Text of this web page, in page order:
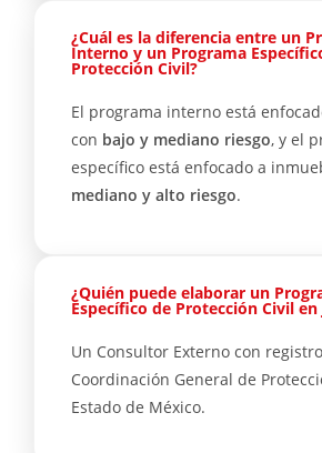
¿Cuál es la diferencia entre un
Interno y un Programa
Protección Civil?
El programa interno está
con bajo y mediano riesgo, y el
específico está enfocado a
mediano y alto riesgo.
¿Quién puede elaborar un
Específico de Protección Civil
Un Consultor Externo con
Coordinación General de
Estado de México.